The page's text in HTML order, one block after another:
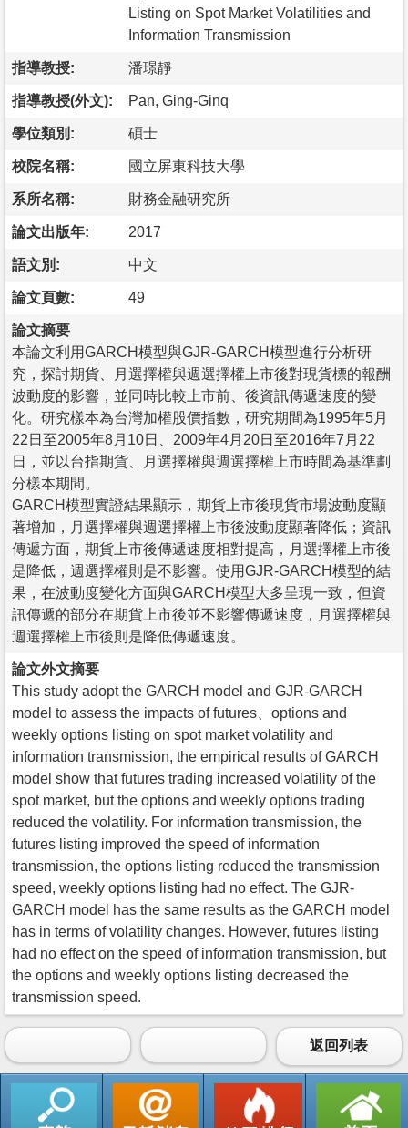
Listing on Spot Market Volatilities and
Information Transmission
指導教授: 潘璟靜
指導教授(外文): Pan, Ging-Ginq
學位類別: 碩士
校院名稱: 國立屏東科技大學
系所名稱: 財務金融研究所
論文出版年: 2017
語文別: 中文
論文頁數: 49
論文摘要
本論文利用GARCH模型與GJR-GARCH模型進行分析研
究，探討期貨、月選擇權與週選擇權上市後對現貨標的報酬
波動度的影響，並同時比較上市前、後資訊傳遞速度的變
化。研究樣本為台灣加權股價指數，研究期間為1995年5月
22日至2005年8月10日、2009年4月20日至2016年7月22
日，並以台指期貨、月選擇權與週選擇權上市時間為基準劃
分樣本期間。
GARCH模型實證結果顯示，期貨上市後現貨市場波動度顯
著增加，月選擇權與週選擇權上市後波動度顯著降低；資訊
傳遞方面，期貨上市後傳遞速度相對提高，月選擇權上市後
是降低，週選擇權則是不影響。使用GJR-GARCH模型的結
果，在波動度變化方面與GARCH模型大多呈現一致，但資
訊傳遞的部分在期貨上市後並不影響傳遞速度，月選擇權與
週選擇權上市後則是降低傳遞速度。
論文外文摘要
This study adopt the GARCH model and GJR-GARCH
model to assess the impacts of futures、options and
weekly options listing on spot market volatility and
information transmission, the empirical results of GARCH
model show that futures trading increased volatility of the
spot market, but the options and weekly options trading
reduced the volatility. For information transmission, the
futures listing improved the speed of information
transmission, the options listing reduced the transmission
speed, weekly options listing had no effect. The GJR-
GARCH model has the same results as the GARCH model
has in terms of volatility changes. However, futures listing
had no effect on the speed of information transmission, but
the options and weekly options listing decreased the
transmission speed.
返回列表